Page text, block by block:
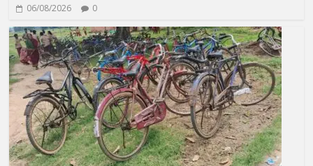
06/08/2026 0